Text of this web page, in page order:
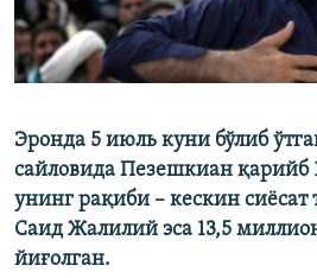
Эронда 5 июль куни бўлиб
сайловида Пезешкиан қарийб
унинг рақиби – кескин сиёсат
Саид Жалилий эса 13,5
йиғолган.